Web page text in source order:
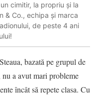
cimitir, la propriu și la
& Co., echipa și marca
de peste 4 ani
bazată pe grupul de
a avut mari probleme
încât să repete clasa. Cu